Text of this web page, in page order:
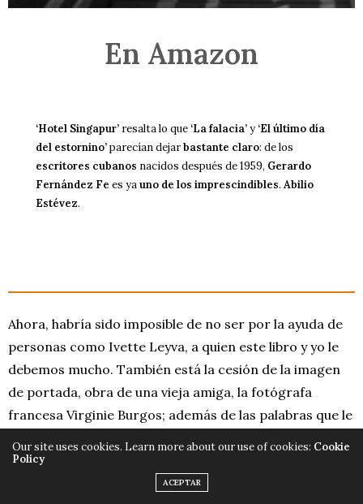
En Amazon
‘Hotel Singapur’ resalta lo que ‘La falacia’y‘El último día
del estornino’parecían dejarbastante claro: de los
escritores cubanos nacidos después de 1959, Gerardo
Fernández Fe es yauno de los imprescindibles.Abilio
Estévez.
Ahora, habría sido imposible de no ser por la ayuda de
personas como Ivette Leyva, a quien este libro y yo le
debemos mucho. También está la cesión de la imagen
de portada, obra de una vieja amiga, la fotógrafa
francesa Virginie Burgos; además de las palabras que le
Joaquín Badajoz.
Our site uses cookies. Learn more about our use of cookies: Cookie
Policy
ACEPTAR